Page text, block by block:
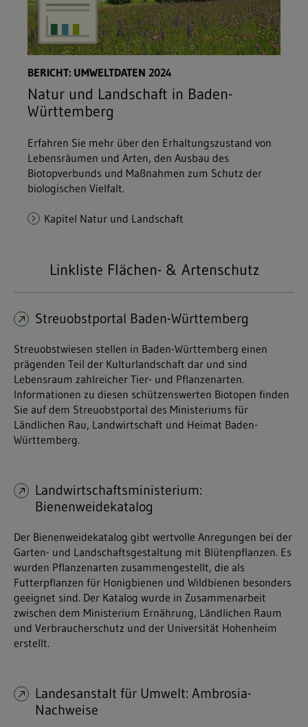
BERICHT: UMWELTDATEN 2024
Natur und Landschaft in Baden-
Württemberg
Erfahren Sie mehr über den Erhaltungszustand von
Lebensräumen und Arten, den Ausbau des
Biotopverbunds und Maßnahmen zum Schutz der
biologischen Vielfalt.
Kapitel Natur und Landschaft
Linkliste Flächen- & Artenschutz
Streuobstportal Baden-Württemberg
Streuobstwiesen stellen in Baden-Württemberg einen
prägenden Teil der Kulturlandschaft dar und sind
Lebensraum zahlreicher Tier- und Pflanzenarten.
Informationen zu diesen schützenswerten Biotopen finden
Sie auf dem Streuobstportal des Ministeriums für
Ländlichen Rau, Landwirtschaft und Heimat Baden-
Württemberg.
Landwirtschaftsministerium:
Bienenweidekatalog
Der Bienenweidekatalog gibt wertvolle Anregungen bei der
Garten- und Landschaftsgestaltung mit Blütenpflanzen. Es
wurden Pflanzenarten zusammengestellt, die als
Futterpflanzen für Honigbienen und Wildbienen besonders
geeignet sind. Der Katalog wurde in Zusammenarbeit
zwischen dem Ministerium Ernährung, Ländlichen Raum
und Verbraucherschutz und der Universität Hohenheim
erstellt.
Landesanstalt für Umwelt: Ambrosia-
Nachweise